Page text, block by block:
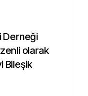
Derneği
olarak
Bileşik